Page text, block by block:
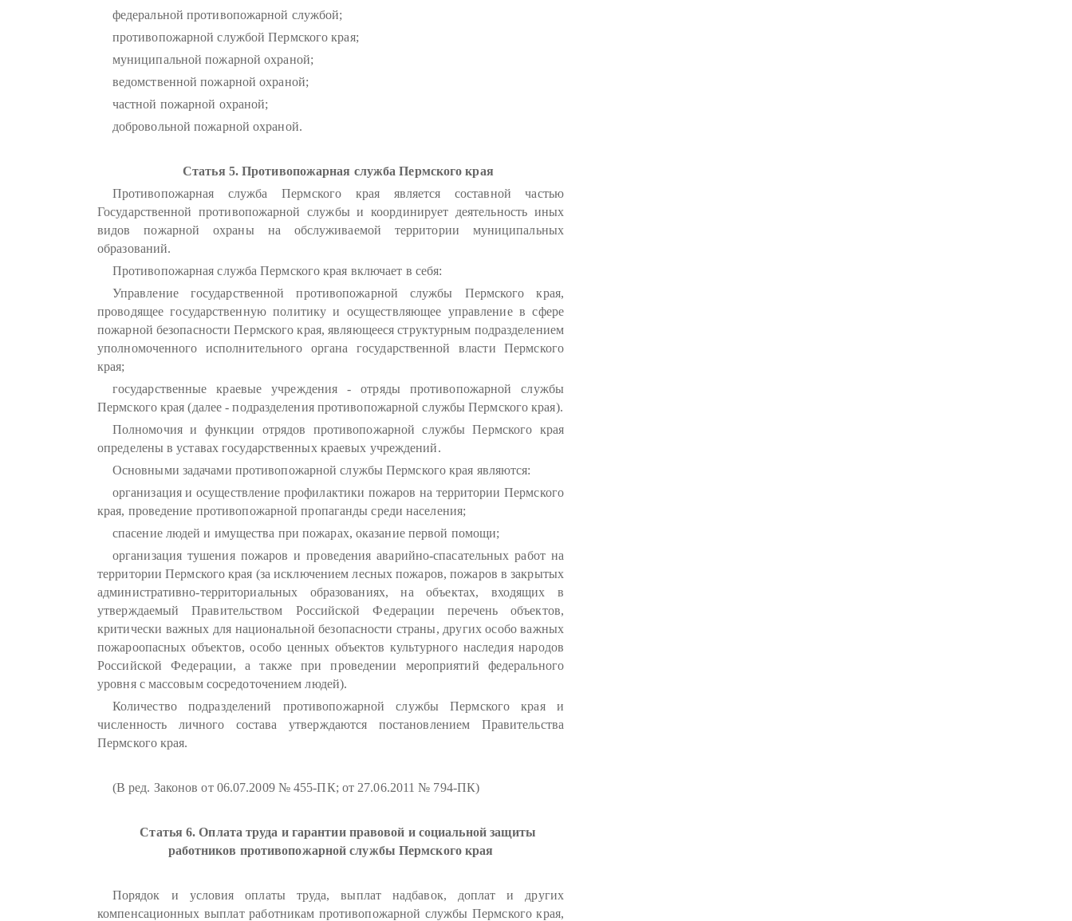
федеральной противопожарной службой;
противопожарной службой Пермского края;
муниципальной пожарной охраной;
ведомственной пожарной охраной;
частной пожарной охраной;
добровольной пожарной охраной.
Статья 5. Противопожарная служба Пермского края
Противопожарная служба Пермского края является составной частью
Государственной противопожарной службы и координирует деятельность иных
видов пожарной охраны на обслуживаемой территории муниципальных
образований.
Противопожарная служба Пермского края включает в себя:
Управление государственной противопожарной службы Пермского края,
проводящее государственную политику и осуществляющее управление в сфере
пожарной безопасности Пермского края, являющееся структурным подразделением
уполномоченного исполнительного органа государственной власти Пермского
края;
государственные краевые учреждения - отряды противопожарной службы
Пермского края (далее - подразделения противопожарной службы Пермского края).
Полномочия и функции отрядов противопожарной службы Пермского края
определены в уставах государственных краевых учреждений.
Основными задачами противопожарной службы Пермского края являются:
организация и осуществление профилактики пожаров на территории Пермского
края, проведение противопожарной пропаганды среди населения;
спасение людей и имущества при пожарах, оказание первой помощи;
организация тушения пожаров и проведения аварийно-спасательных работ на
территории Пермского края (за исключением лесных пожаров, пожаров в закрытых
административно-территориальных образованиях, на объектах, входящих в
утверждаемый Правительством Российской Федерации перечень объектов,
критически важных для национальной безопасности страны, других особо важных
пожароопасных объектов, особо ценных объектов культурного наследия народов
Российской Федерации, а также при проведении мероприятий федерального
уровня с массовым сосредоточением людей).
Количество подразделений противопожарной службы Пермского края и
численность личного состава утверждаются постановлением Правительства
Пермского края.
(В ред. Законов от 06.07.2009 № 455-ПК; от 27.06.2011 № 794-ПК)
Статья 6. Оплата труда и гарантии правовой и социальной защиты
работников противопожарной службы Пермского края
Порядок и условия оплаты труда, выплат надбавок, доплат и других
компенсационных выплат работникам противопожарной службы Пермского края,